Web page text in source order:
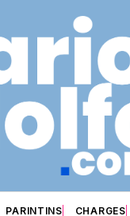
PARINTINS CHARGES